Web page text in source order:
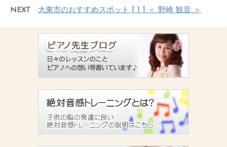
NEXT
大東市のおすすめスポット [ 1 ] ＜ 野崎 観音 ＞